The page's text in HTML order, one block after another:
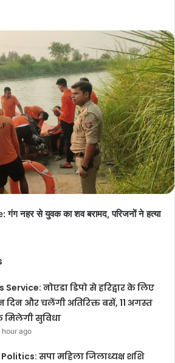
नहर से युवक का शव बरामद, परिजनों ने हत्या
Service: नोएडा डिपो से हरिद्वार के लिए
दिन और चलेंगी अतिरिक्त बसें, 11 अगस्त
मिलेगी सुविधा
hour ago
Politics: सपा महिला जिलाध्यक्ष शशि